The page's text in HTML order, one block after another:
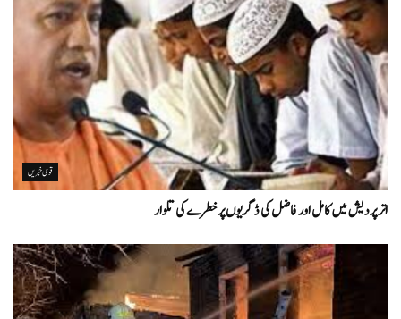
قومی خبریں
اتر پردیش میں کامل اور فاضل کی ڈگریوں پر خطرے کی تلوار